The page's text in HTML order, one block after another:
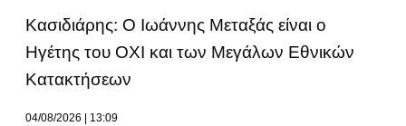
Κασιδιάρης: Ο Ιωάννης Μεταξάς είναι ο
Ηγέτης του ΟΧΙ και των Μεγάλων Εθνικών
Κατακτήσεων
04/08/2026 13:09